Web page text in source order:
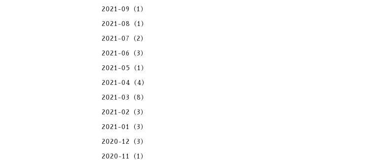
2021-09（1）
2021-08（1）
2021-07（2）
2021-06（3）
2021-05（1）
2021-04（4）
2021-03（8）
2021-02（3）
2021-01（3）
2020-12（3）
2020-11（1）